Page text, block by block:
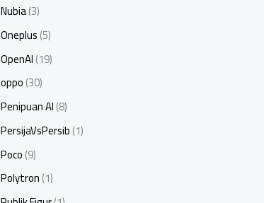
Nubia(3)
Oneplus(5)
OpenAI(19)
oppo(30)
Penipuan AI(8)
PersijaVsPersib(1)
Poco(9)
Polytron(1)